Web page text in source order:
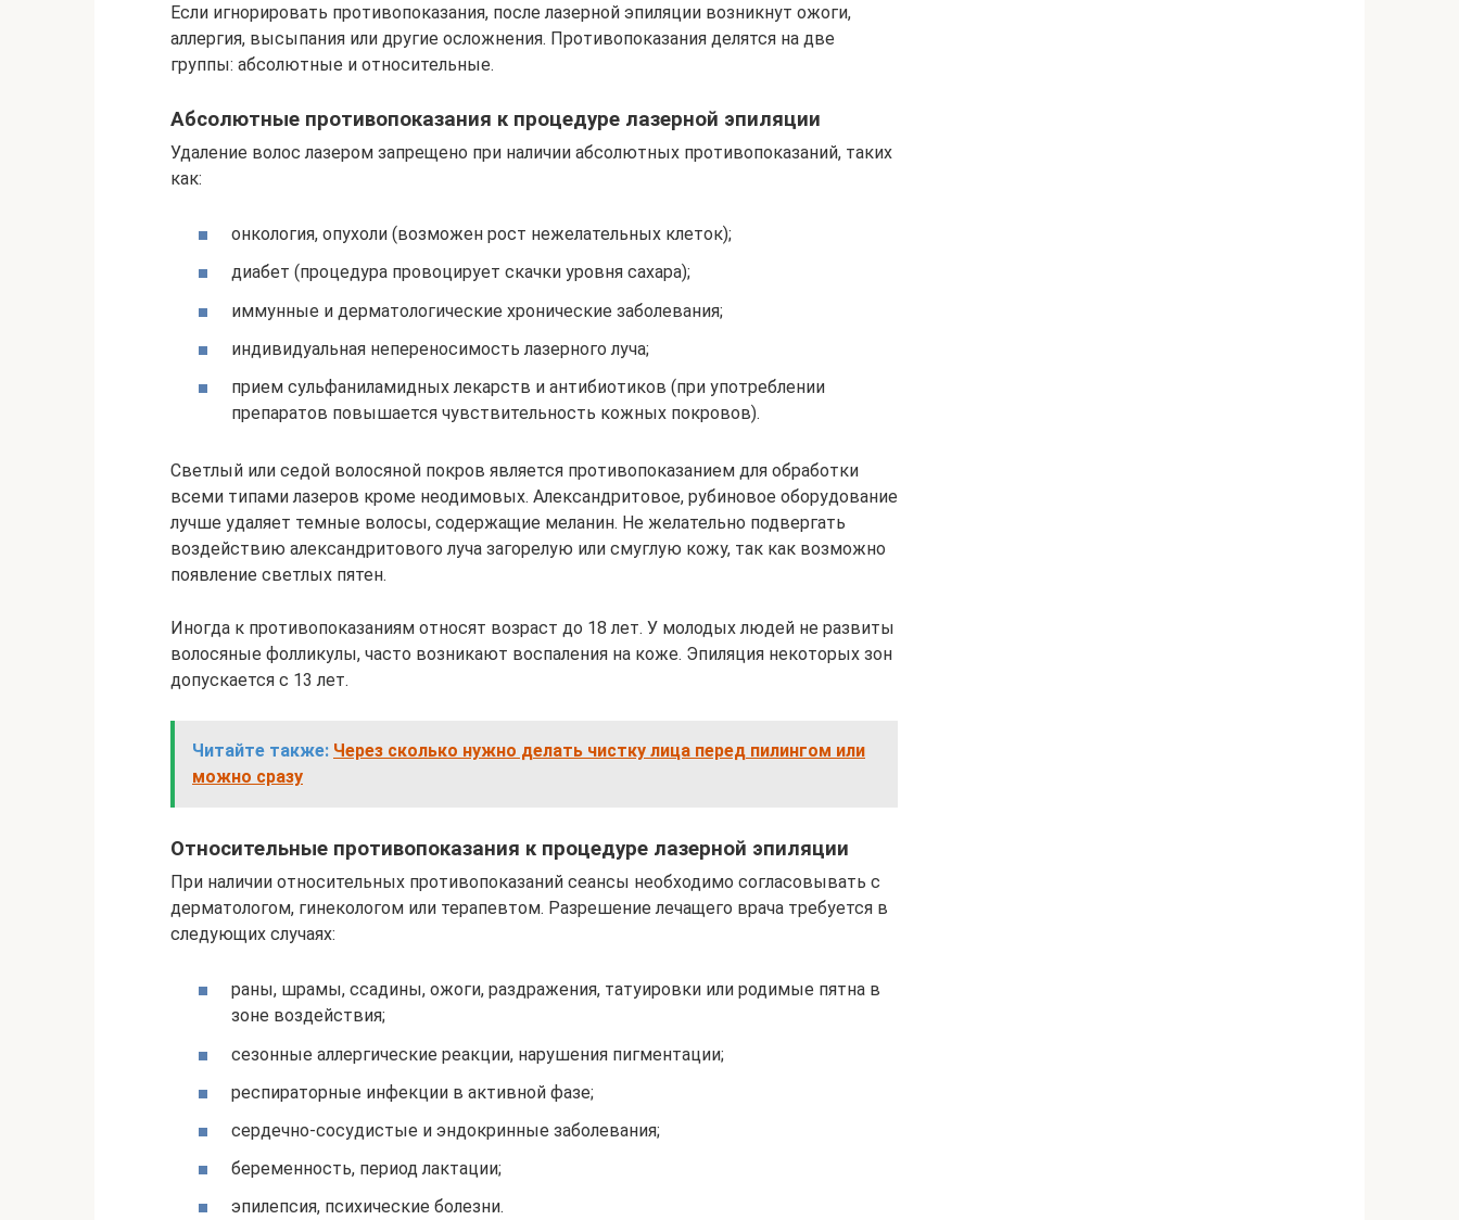
Если игнорировать противопоказания, после лазерной эпиляции возникнут ожоги,
аллергия, высыпания или другие осложнения. Противопоказания делятся на две
группы: абсолютные и относительные.
Абсолютные противопоказания к процедуре лазерной эпиляции
Удаление волос лазером запрещено при наличии абсолютных противопоказаний, таких
как:
онкология, опухоли (возможен рост нежелательных клеток);
диабет (процедура провоцирует скачки уровня сахара);
иммунные и дерматологические хронические заболевания;
индивидуальная непереносимость лазерного луча;
прием сульфаниламидных лекарств и антибиотиков (при употреблении
препаратов повышается чувствительность кожных покровов).
Светлый или седой волосяной покров является противопоказанием для обработки
всеми типами лазеров кроме неодимовых. Александритовое, рубиновое оборудование
лучше удаляет темные волосы, содержащие меланин. Не желательно подвергать
воздействию александритового луча загорелую или смуглую кожу, так как возможно
появление светлых пятен.
Иногда к противопоказаниям относят возраст до 18 лет. У молодых людей не развиты
волосяные фолликулы, часто возникают воспаления на коже. Эпиляция некоторых зон
допускается с 13 лет.
Читайте также: Через сколько нужно делать чистку лица перед пилингом или
можно сразу
Относительные противопоказания к процедуре лазерной эпиляции
При наличии относительных противопоказаний сеансы необходимо согласовывать с
дерматологом, гинекологом или терапевтом. Разрешение лечащего врача требуется в
следующих случаях:
раны, шрамы, ссадины, ожоги, раздражения, татуировки или родимые пятна в
зоне воздействия;
сезонные аллергические реакции, нарушения пигментации;
респираторные инфекции в активной фазе;
сердечно-сосудистые и эндокринные заболевания;
беременность, период лактации;
эпилепсия, психические болезни.